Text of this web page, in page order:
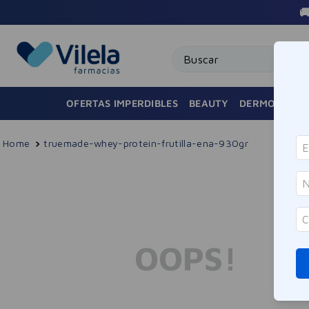
OFERTAS IMPERDIBLES BEAUTY
truemade-whey-protein-frutilla-ena-930gr
OOPS!